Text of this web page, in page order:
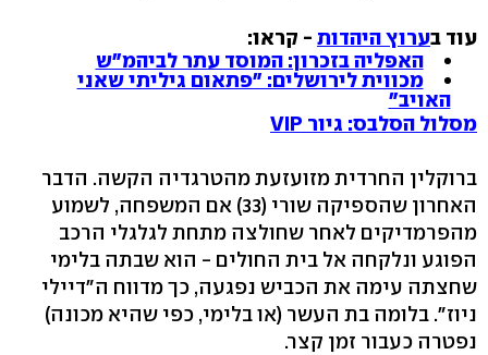
עוד בערוץ היהדות - קראו:
האפליה בזכרון: המוסד עתר לביהמ"ש
מכווית לירושלים: "פתאום גיליתי שאני
האויב"
מסלול הסלבס: גיור VIP
ברוקלין החרדית מזועזעת מהטרגדיה הקשה. הדבר
האחרון שהספיקה שורי (33) אם המשפחה, לשמוע
מהפרמדיקים לאחר שחולצה מתחת לגלגלי הרכב
הפוגע ונלקחה אל בית החולים - הוא שבתה בלימי
שחצתה עימה את הכביש נפגעה, כך מדווח ה"דיילי
ניוז". בלומה בת העשר (או בלימי, כפי שהיא מכונה)
נפטרה כעבור זמן קצר.